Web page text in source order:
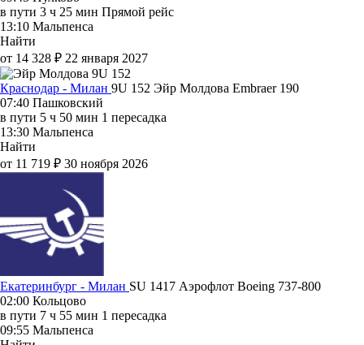
в пути 3 ч 25 мин Прямой рейс
13:10 Мальпенса
Найти
от 14 328 ₽ 22 января 2027
Краснодар - Милан 9U 152 Эйр Молдова Embraer 190
07:40 Пашковский
в пути 5 ч 50 мин 1 пересадка
13:30 Мальпенса
Найти
от 11 719 ₽ 30 ноября 2026
Екатеринбург - Милан SU 1417 Аэрофлот Boeing 737-800
02:00 Кольцово
в пути 7 ч 55 мин 1 пересадка
09:55 Мальпенса